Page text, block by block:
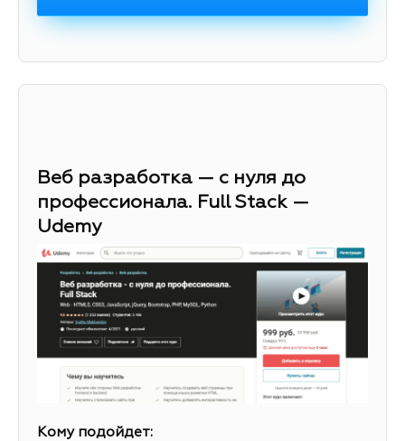
Веб разработка — с нуля до
профессионала. Full Stack —
Udemy
Кому подойдет: